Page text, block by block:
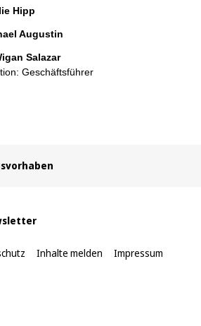
Hipp
Augustin
Salazar
Geschäftsführer
Inhalte melden Impressum